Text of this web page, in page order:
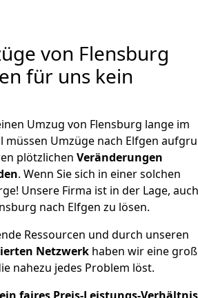
von Flensburg
für uns kein
Umzug von Flensburg lange im
müssen Umzüge nach Elfgen
plötzlichen Veränderungen
. Wenn Sie sich in einer solchen
Unsere Firma ist in der Lage, auch
nach Elfgen zu lösen.
Ressourcen und durch unseren
Netzwerk haben wir eine
nahezu jedes Problem löst.